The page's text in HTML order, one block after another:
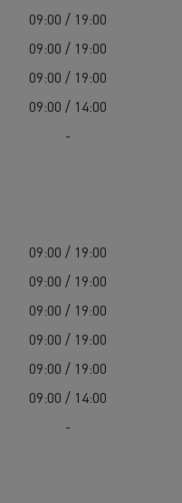
09:00 / 19:00
09:00 / 19:00
09:00 / 19:00
09:00 / 14:00
-
09:00 / 19:00
09:00 / 19:00
09:00 / 19:00
09:00 / 19:00
09:00 / 19:00
09:00 / 14:00
-